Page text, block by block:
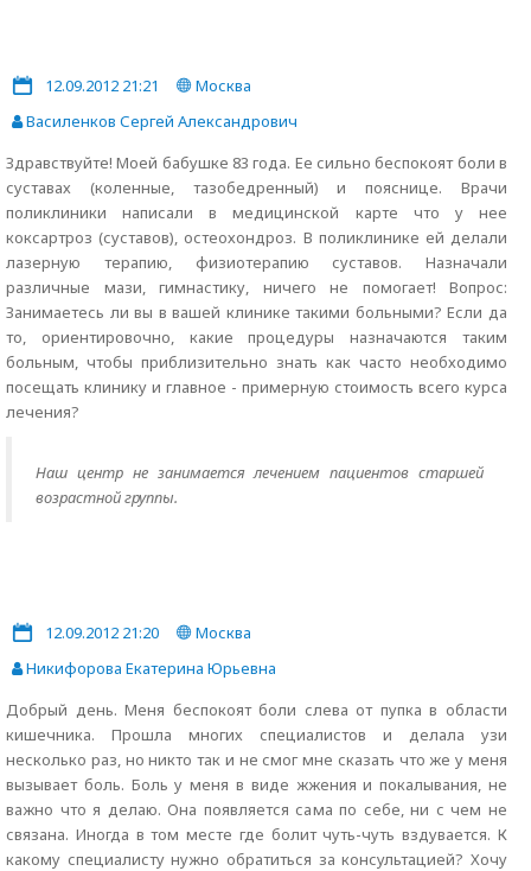
12.09.2012 21:21
Москва
Василенков Сергей Александрович
Здравствуйте! Моей бабушке 83 года. Ее сильно беспокоят боли в
суставах (коленные, тазобедренный) и пояснице. Врачи
поликлиники написали в медицинской карте что у нее
коксартроз (суставов), остеохондроз. В поликлинике ей делали
лазерную терапию, физиотерапию суставов. Назначали
различные мази, гимнастику, ничего не помогает! Вопрос:
Занимаетесь ли вы в вашей клинике такими больными? Если да
то, ориентировочно, какие процедуры назначаются таким
больным, чтобы приблизительно знать как часто необходимо
посещать клинику и главное - примерную стоимость всего курса
лечения?
Наш центр не занимается лечением пациентов старшей
возрастной группы.
12.09.2012 21:20
Москва
Никифорова Екатерина Юрьевна
Добрый день. Меня беспокоят боли слева от пупка в области
кишечника. Прошла многих специалистов и делала узи
несколько раз, но никто так и не смог мне сказать что же у меня
вызывает боль. Боль у меня в виде жжения и покалывания, не
важно что я делаю. Она появляется сама по себе, ни с чем не
связана. Иногда в том месте где болит чуть-чуть вздувается. К
какому специалисту нужно обратиться за консультацией? Хочу